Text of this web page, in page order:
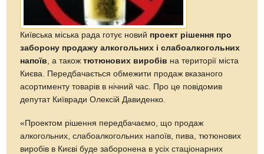
Київська міська рада готує новий проект рішення про
заборону продажу алкогольних і слабоалкогольних
напоїв , а такожтютюнових виробів на території міста
Києва. Передбачається обмежити продаж вказаного
асортименту товарів в нічний час. Про це повідомив
депутат Київради Олексій Давиденко.
«Проектом рішення передбачаємо, що продаж
алкогольних, слабоалкогольних напоїв, пива, тютюнових
виробів в Києві буде заборонена в усіх стаціонарних